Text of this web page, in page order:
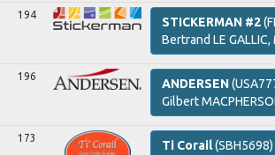
194
STICKERMAN #2
Bertrand LE GALLIC,
196
ANDERSEN
Gilbert
173
Ti Corail(SBH5698)